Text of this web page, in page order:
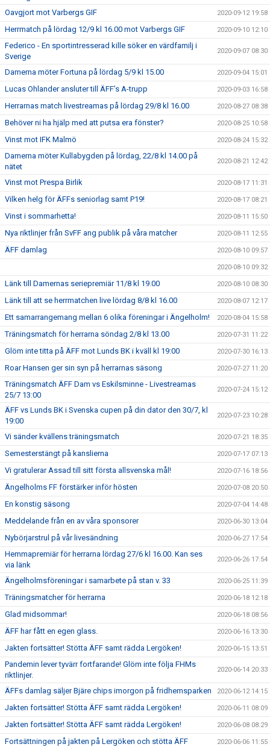
Oavgjort mot Varbergs GIF
2020-09-12 19:58
Herrmatch på lördag 12/9 kl 16.00 mot Varbergs GIF 2020-09-10 12:10
Federico - En sportintresserad kille söker en värdfamilj i
Sverige
2020-09-07 08:30
Damerna möter Fortuna på lördag 5/9 kl 15.00 2020-09-04 15:01
Lucas Ohlander ansluter till ÄFF’s A-trupp 2020-09-03 16:58
Herrarnas match livestreamas på lördag 29/8 kl 16.00 2020-08-27 08:38
Behöver ni ha hjälp med att putsa era fönster? 2020-08-25 10:58
Vinst mot IFK Malmö 2020-08-24 15:32
Damerna möter Kullabygden på lördag, 22/8 kl 14.00 på
nätet
2020-08-21 12:42
Vinst mot Prespa Birlik 2020-08-17 11:31
Vilken helg för ÄFFs seniorlag samt P19! 2020-08-17 08:21
Vinst i sommarhetta! 2020-08-11 15:50
Nya riktlinjer från SvFF ang publik på våra matcher 2020-08-11 12:55
ÄFF damlag 2020-08-10 09:57
2020-08-10 09:32
Länk till Damernas seriepremiär 11/8 kl 19.00 2020-08-10 08:30
Länk till att se herrmatchen live lördag 8/8 kl 16.00 2020-08-07 12:17
Ett samarrangemang mellan 6 olika föreningar i Ängelholm! 2020-08-04 15:58
Träningsmatch för herrarna söndag 2/8 kl 13.00 2020-07-31 11:22
Glöm inte titta på ÄFF mot Lunds BK i kväll kl 19:00 2020-07-30 16:13
Roar Hansen ger sin syn på herrarnas säsong 2020-07-27 11:20
Träningsmatch ÄFF Dam vs Eskilsminne - Livestreamas
25/7 13:00
2020-07-24 15:12
ÄFF vs Lunds BK i Svenska cupen på din dator den 30/7, kl
19:00
2020-07-23 10:28
Vi sänder kvällens träningsmatch 2020-07-21 18:35
Semesterstängt på kanslierna 2020-07-17 07:13
Vi gratulerar Assad till sitt första allsvenska mål! 2020-07-16 18:56
Ängelholms FF förstärker inför hösten 2020-07-08 20:50
En konstig säsong 2020-07-04 14:48
Meddelande från en av våra sponsorer 2020-06-30 13:04
Nybörjarstrul på vår livesändning 2020-06-27 17:54
Hemmapremiär för herrarna lördag 27/6 kl 16.00. Kan ses
via länk
2020-06-26 17:54
Ängelholmsföreningar i samarbete på stan v. 33 2020-06-25 11:39
Träningsmatcher för herrarna 2020-06-18 12:18
Glad midsommar! 2020-06-18 08:56
ÄFF har fått en egen glass. 2020-06-16 13:30
Jakten fortsätter! Stötta ÄFF samt rädda Lergöken! 2020-06-15 13:51
Pandemin lever tyvärr fortfarande! Glöm inte följa FHMs
riktlinjer.
2020-06-14 20:33
ÄFFs damlag säljer Bjäre chips imorgon på fridhemsparken 2020-06-12 14:15
Jakten fortsätter! Stötta ÄFF samt rädda Lergöken! 2020-06-11 08:09
Jakten fortsätter! Stötta ÄFF samt rädda Lergöken! 2020-06-08 08:29
Fortsättningen på jakten på Lergöken och stötta ÄFF 2020-06-06 11:55